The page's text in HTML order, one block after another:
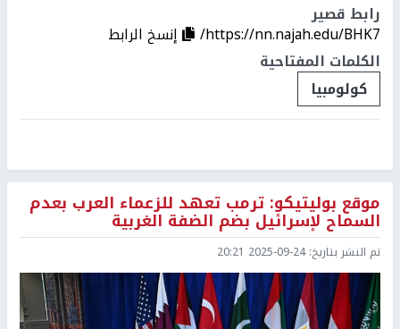
رابط قصير
https://nn.najah.edu/BHK7/
إنسخ الرابط
الكلمات المفتاحية
كولومبيا
موقع بوليتيكو: ترمب تعهد للزعماء العرب بعدم
السماح لإسرائيل بضم الضفة الغربية
تم النشر بتاريخ:2025-09-24 20:21